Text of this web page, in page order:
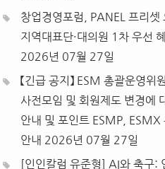
창업경영포럼, PANEL 프리셋
지역대표단·대의원 1차 우선
2026년 07월 27일
【긴급 공지】 ESM 총괄운영
사전모임 및 회원제도 변경에
안내 및 포인트 ESMP, ESMX
안내 2026년 07월 27일
[인인칼럼 유준형] AI와 축구: